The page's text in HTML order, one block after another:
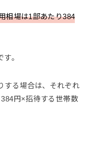
相場は1部あたり384
。
する場合は、それぞれ
円×招待する世帯数